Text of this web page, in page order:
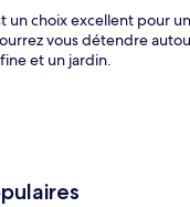
un choix excellent pour
vous détendre
et un jardin.